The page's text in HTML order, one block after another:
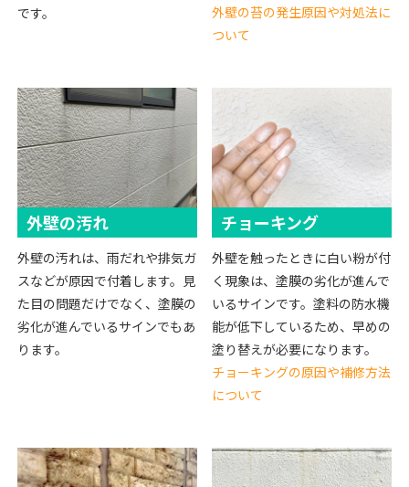
です。
外壁の苔の発生原因や対処法に
ついて
外壁の汚れ
外壁の汚れは、雨だれや排気ガ
スなどが原因で付着します。見
た目の問題だけでなく、塗膜の
劣化が進んでいるサインでもあ
ります。
チョーキング
外壁を触ったときに白い粉が付
く現象は、塗膜の劣化が進んで
いるサインです。塗料の防水機
能が低下しているため、早めの
塗り替えが必要になります。
チョーキングの原因や補修方法
について